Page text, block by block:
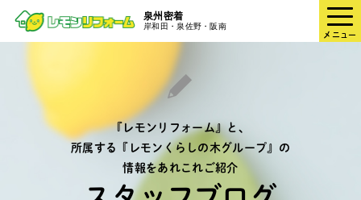
泉州密着
岸和田・泉佐野・阪南
メニュー
『レモンリフォーム』と、
所属する『レモンくらしの木グループ』の
情報をあれこれご紹介